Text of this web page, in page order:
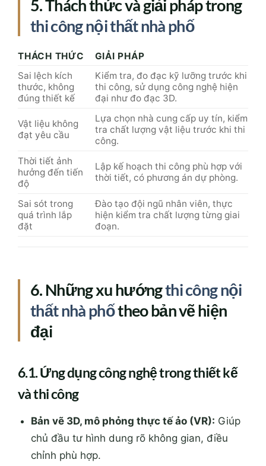
thước, không
đúng thiết kế
thi công, sử dụng công nghệ hiện
đại như đo đạc 3D.
đạt yêu cầu
tra chất lượng vật liệu trước khi thi
Thời tiết ảnh
hưởng đến tiến
Lập kế hoạch thi công phù hợp với
thời tiết, có phương án dự phòng.
Sai sót trong
quá trình lắp
Đào tạo đội ngũ nhân viên, thực
hiện kiểm tra chất lượng từng giai
đoạn.
6. Những xu hướngthi công nội
thất nhà phốtheo bản vẽ hiện
6.1. Ứng dụng công nghệ trong thiết kế
và thi công
Bản vẽ 3D, mô phỏng thực tế ảo (VR):
chỉnh phù hợp.
Sử dụng phần mềm chuyên dụng:
AutoCAD, SketchUp, 3ds Max để tạo bản vẽ
chính xác, dễ chỉnh sửa.